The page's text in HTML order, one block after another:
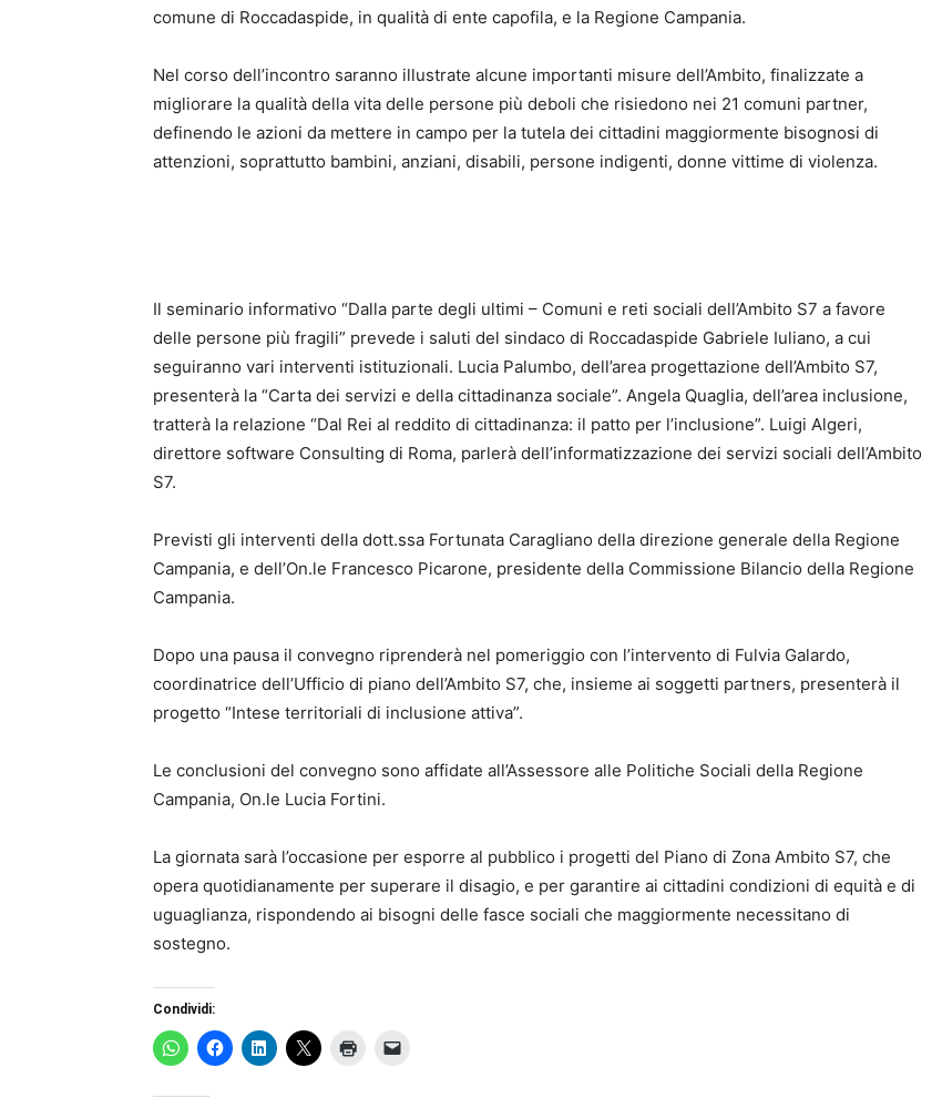
comune di Roccadaspide, in qualità di ente capofila, e la Regione Campania.
Nel corso dell’incontro saranno illustrate alcune importanti misure dell’Ambito, finalizzate a
migliorare la qualità della vita delle persone più deboli che risiedono nei 21 comuni partner,
definendo le azioni da mettere in campo per la tutela dei cittadini maggiormente bisognosi di
attenzioni, soprattutto bambini, anziani, disabili, persone indigenti, donne vittime di violenza.
Il seminario informativo “Dalla parte degli ultimi – Comuni e reti sociali dell’Ambito S7 a favore
delle persone più fragili” prevede i saluti del sindaco di Roccadaspide Gabriele Iuliano, a cui
seguiranno vari interventi istituzionali. Lucia Palumbo, dell’area progettazione dell’Ambito S7,
presenterà la “Carta dei servizi e della cittadinanza sociale”. Angela Quaglia, dell’area inclusione,
tratterà la relazione “Dal Rei al reddito di cittadinanza: il patto per l’inclusione”. Luigi Algeri,
direttore software Consulting di Roma, parlerà dell’informatizzazione dei servizi sociali dell’Ambito
S7.
Previsti gli interventi della dott.ssa Fortunata Caragliano della direzione generale della Regione
Campania, e dell’On.le Francesco Picarone, presidente della Commissione Bilancio della Regione
Campania.
Dopo una pausa il convegno riprenderà nel pomeriggio con l’intervento di Fulvia Galardo,
coordinatrice dell’Ufficio di piano dell’Ambito S7, che, insieme ai soggetti partners, presenterà il
progetto “Intese territoriali di inclusione attiva”.
Le conclusioni del convegno sono affidate all’Assessore alle Politiche Sociali della Regione
Campania, On.le Lucia Fortini.
La giornata sarà l’occasione per esporre al pubblico i progetti del Piano di Zona Ambito S7, che
opera quotidianamente per superare il disagio, e per garantire ai cittadini condizioni di equità e di
uguaglianza, rispondendo ai bisogni delle fasce sociali che maggiormente necessitano di
sostegno.
Condividi: